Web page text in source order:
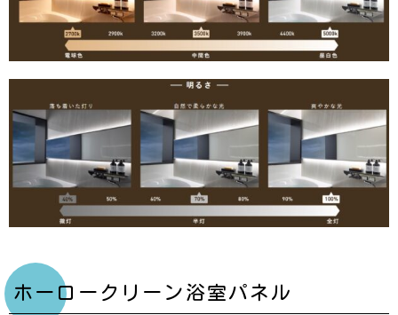
ホーロークリーン浴室パネル